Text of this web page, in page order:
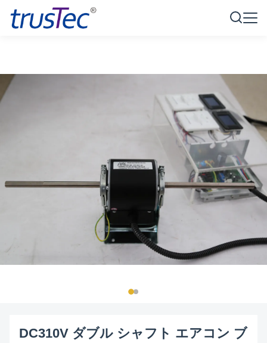
DC310V ダブル シャフト エアコン ブ